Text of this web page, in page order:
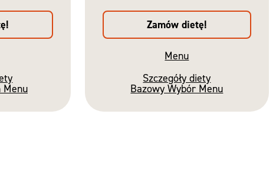
Menu
Zamów dietę!
Menu
Szczegóły diety
Bazowy Wybór Menu